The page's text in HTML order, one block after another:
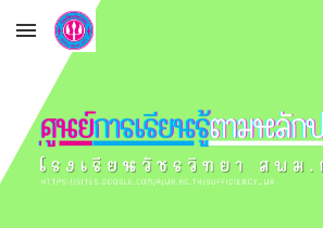
Skip to main content